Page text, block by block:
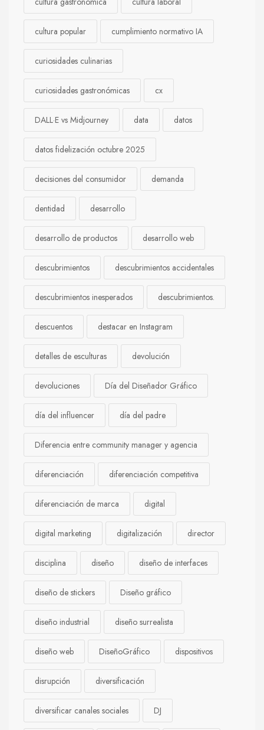
cultura popular cumplimiento normativo IA
curiosidades culinarias
curiosidades gastronómicas cx
DALL·E vs Midjourney data datos
datos fidelización octubre 2025
decisiones del consumidor demanda
dentidad desarrollo
desarrollo de productos desarrollo web
descubrimientos descubrimientos accidentales
descubrimientos inesperados descubrimientos.
descuentos destacar en Instagram
detalles de esculturas devolución
devoluciones Día del Diseñador Gráfico
día del influencer día del padre
Diferencia entre community manager y agencia
diferenciación diferenciación competitiva
diferenciación de marca digital
digital marketing digitalización director
disciplina diseño diseño de interfaces
diseño de stickers Diseño gráfico
diseño industrial diseño surrealista
diseño web DiseñoGráfico dispositivos
disrupción diversificación
diversificar canales sociales DJ